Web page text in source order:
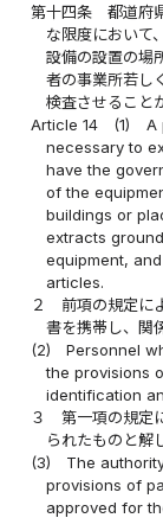
第十四条
都道府
な限度において
設備の設置の場
者の事業所若し
検査させること
Article 14
(1)
A
necessary to
have the
of the
buildings or
extracts
equipment,
articles.
２
前項の規定に
書を携帯し、関
(2)
Personnel
the provisions
identification
３
第一項の規定
られたものと解
(3)
The
provisions of
approved for